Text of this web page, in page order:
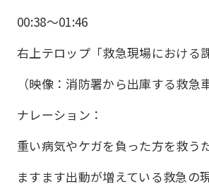
00:38〜01:46
右上テロップ「救急現場における
（映像：消防署から出庫する救急車
ナレーション：
重い病気やケガを負った方を救う
ますます出動が増えている救急の